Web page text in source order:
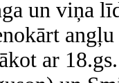
un viņa
ar